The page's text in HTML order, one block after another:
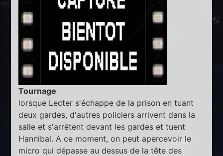
Tournage
lorsque Lecter s'échappe de la prison en tuant
deux gardes, d'autres policiers arrivent dans la
salle et s'arrêtent devant les gardes et tuent
Hannibal. A ce moment, on peut apercevoir le
micro qui dépasse au dessus de la tête des